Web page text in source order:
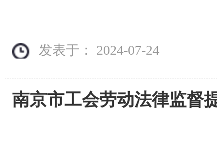
发表于： 2024-07-24
南京市工会劳动法律监督